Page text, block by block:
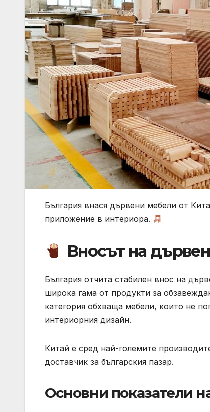
България внася дървени мебели от
приложение в интериора.
Вносът на
България отчита стабилен внос на
широка гама от продукти за
категория обхваща мебели, които не
интериорния дизайн.
Китай е сред най-големите
доставчик за българския пазар.
Основни показатели